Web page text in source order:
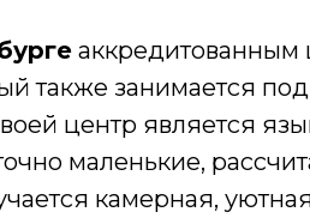
аккредитованным
также занимается
центр является
маленькие,
камерная,